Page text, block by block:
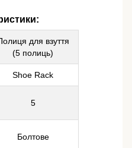
для взуття
(5 полиць)
Shoe Rack
5
Болтове